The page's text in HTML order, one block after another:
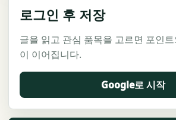
로그인 후 저장
글을 읽고 관심 품목을 고르면 포인
이 이어집니다.
Google로 시작